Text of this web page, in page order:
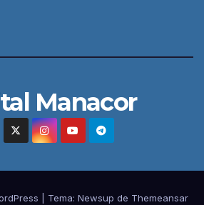
Manacor
Tema: Newsup de Themeansar